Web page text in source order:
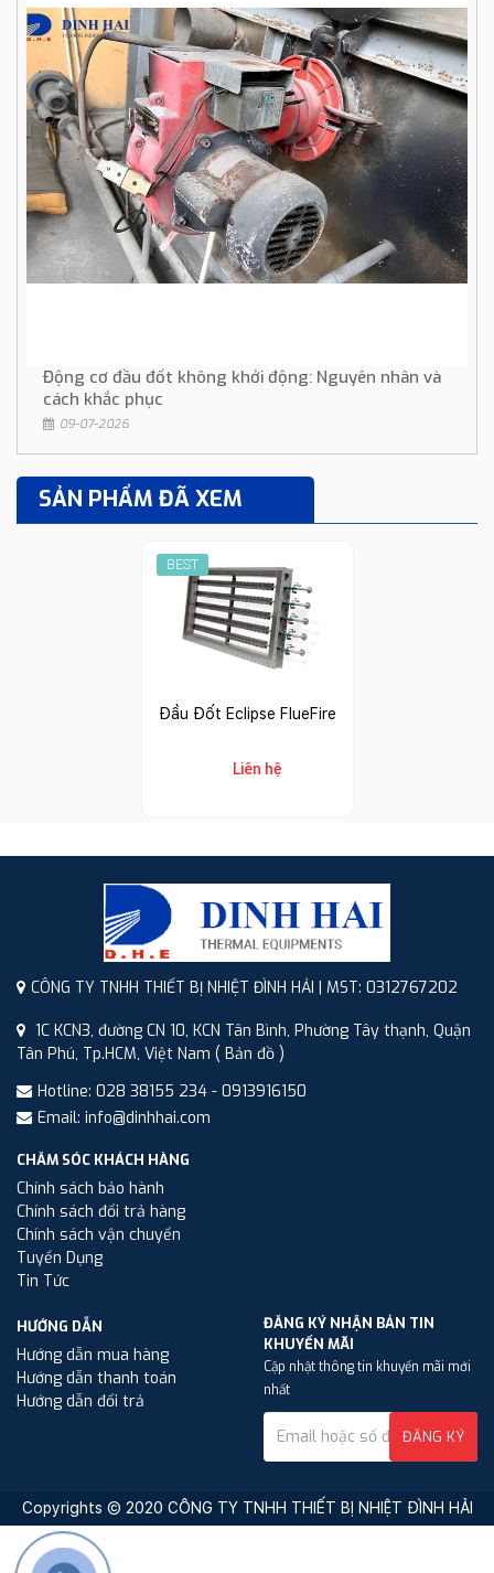
Động cơ đầu đốt không khởi động: Nguyên nhân và
cách khắc phục
09-07-2026
SẢN PHẨM ĐÃ XEM
BEST
Đầu Đốt Eclipse FlueFire
Liên hệ
CÔNG TY TNHH THIẾT BỊ NHIỆT ĐÌNH HẢI | MST: 0312767202
1C KCN3, đường CN 10, KCN Tân Bình, Phường Tây thạnh, Quận
Tân Phú, Tp.HCM, Việt Nam ( Bản đồ )
Hotline: 028 38155 234 - 0913916150
Email: info@dinhhai.com
CHĂM SÓC KHÁCH HÀNG
Chính sách bảo hành
Chính sách đổi trả hàng
Chính sách vận chuyển
Tuyển Dụng
Tin Tức
HƯỚNG DẪN
Hướng dẫn mua hàng
Hướng dẫn thanh toán
Hướng dẫn đổi trả
ĐĂNG KÝ NHẬN BẢN TIN
KHUYẾN MÃI
Cập nhật thông tin khuyến mãi mới
nhất
ĐĂNG KÝ
Copyrights © 2020 CÔNG TY TNHH THIẾT BỊ NHIỆT ĐÌNH HẢI